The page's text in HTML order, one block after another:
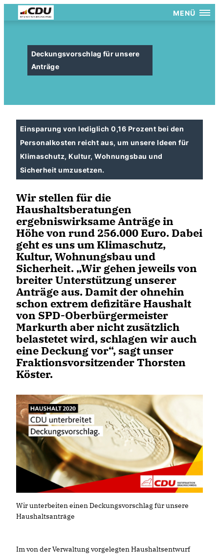
MENÜ
Deckungsvorschlag für unsere
Anträge
Einsparung von lediglich 0,16 Prozent bei den
Personalkosten reicht aus, um unsere Ideen für
Klimaschutz, Kultur, Wohnungsbau und
Sicherheit umzusetzen.
Wir stellen für die
Haushaltsberatungen
ergebniswirksame Anträge in
Höhe von rund 256.000 Euro. Dabei
geht es uns um Klimaschutz,
Kultur, Wohnungsbau und
Sicherheit. „Wir gehen jeweils von
breiter Unterstützung unserer
Anträge aus. Damit der ohnehin
schon extrem defizitäre Haushalt
von SPD-Oberbürgermeister
Markurth aber nicht zusätzlich
belastetet wird, schlagen wir auch
eine Deckung vor“, sagt unser
Fraktionsvorsitzender Thorsten
Köster.
Wir unterbeiten einen Deckungsvorschlag für unsere
Haushaltsanträge
Im von der Verwaltung vorgelegten Haushaltsentwurf